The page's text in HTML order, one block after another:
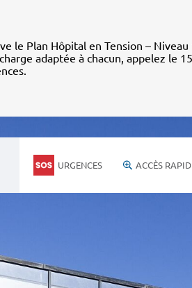
le Plan Hôpital en Tension – Niveau
adaptée à chacun, appelez le
URGENCES ACCÈS